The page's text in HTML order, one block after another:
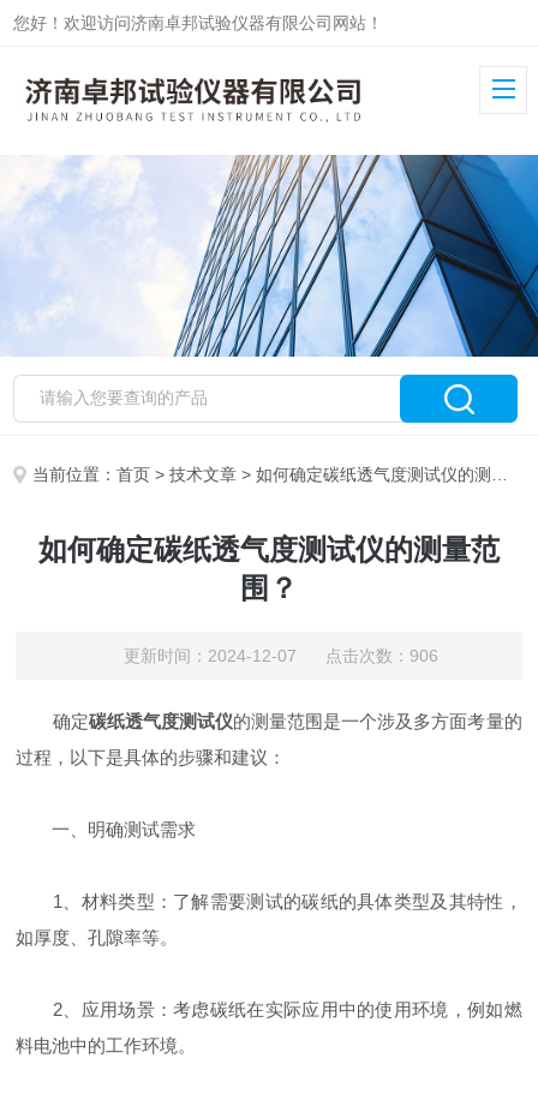
您好！欢迎访问济南卓邦试验仪器有限公司网站！
当前位置：首页 >技术文章 > 如何确定碳纸透气度测试仪的测量范围？
如何确定碳纸透气度测试仪的测量范
围？
更新时间：2024-12-07 点击次数：906
确定碳纸透气度测试仪的测量范围是一个涉及多方面考量的
过程，以下是具体的步骤和建议：
一、明确测试需求
1、材料类型：了解需要测试的碳纸的具体类型及其特性，
如厚度、孔隙率等。
2、应用场景：考虑碳纸在实际应用中的使用环境，例如燃
料电池中的工作环境。